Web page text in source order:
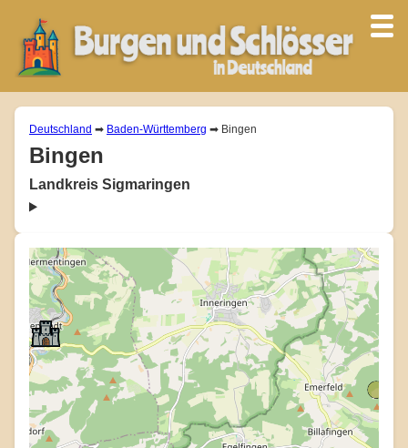
Deutschland ➡ Baden-Württemberg ➡ Bingen
Bingen
Landkreis Sigmaringen